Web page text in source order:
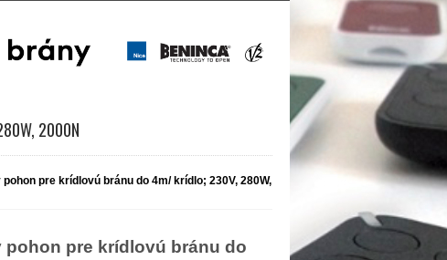
2000N
pre krídlovú bránu do 4m/ krídlo; 230V, 280W,
pohon pre krídlovú bránu do